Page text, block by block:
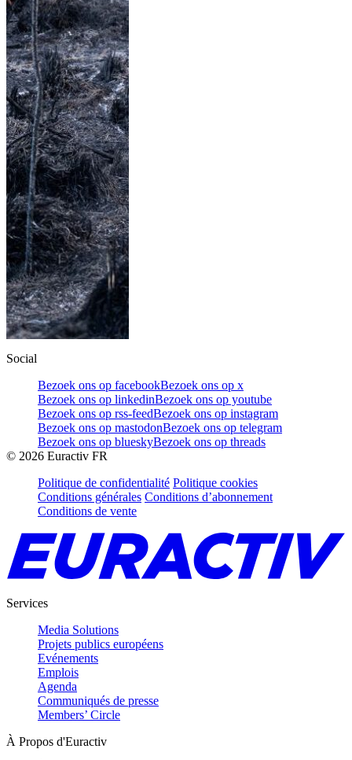
Social
Bezoek ons op facebookBezoek ons op x
Bezoek ons op linkedinBezoek ons op youtube
Bezoek ons op rss-feedBezoek ons op instagram
Bezoek ons op mastodonBezoek ons op telegram
Bezoek ons op blueskyBezoek ons op threads
© 2026 Euractiv FR
Politique de confidentialité Politique cookies
Conditions générales Conditions d’abonnement
Conditions de vente
Services
Media Solutions
Projets publics européens
Evénements
Emplois
Agenda
Communiqués de presse
Members’ Circle
À Propos d'Euractiv